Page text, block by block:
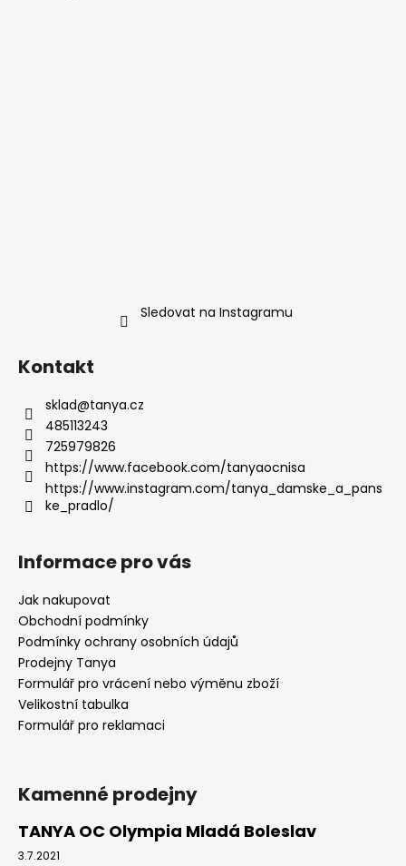
Sledovat na Instagramu
Kontakt
sklad@tanya.cz
485113243
725979826
https://www.facebook.com/tanyaocnisa
https://www.instagram.com/tanya_damske_a_pans
ke_pradlo/
Informace pro vás
Jak nakupovat
Obchodní podmínky
Podmínky ochrany osobních údajů
Prodejny Tanya
Formulář pro vrácení nebo výměnu zboží
Velikostní tabulka
Formulář pro reklamaci
Kamenné prodejny
TANYA OC Olympia Mladá Boleslav
3.7.2021